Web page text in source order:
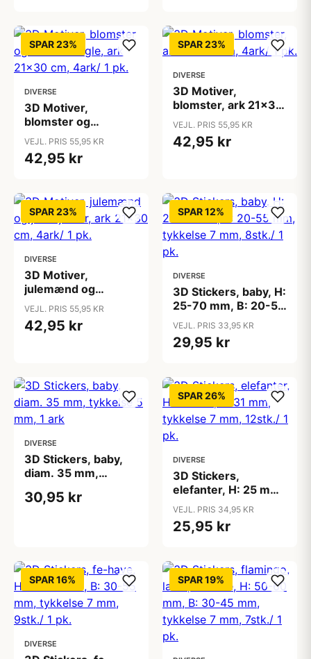
SPAR 23%
DIVERSE
3D Motiver,
blomster og
sommerfugle, ark
21x30 cm, 4ark/ 1
pk.
VEJL. PRIS 55,95 KR
42,95 kr
SPAR 23%
DIVERSE
3D Motiver,
blomster, ark 21x30
cm, 4ark/ 1 pk.
VEJL. PRIS 55,95 KR
42,95 kr
SPAR 23%
DIVERSE
3D Motiver,
julemænd og
julestjerner, ark
21x30 cm, 4ark/ 1
pk.
VEJL. PRIS 55,95 KR
42,95 kr
SPAR 12%
DIVERSE
3D Stickers, baby, H:
25-70 mm, B: 20-55
mm, tykkelse 7 mm,
8stk./ 1 pk.
VEJL. PRIS 33,95 KR
29,95 kr
DIVERSE
3D Stickers, baby,
diam. 35 mm,
30,95 kr
SPAR 26%
DIVERSE
3D Stickers,
elefanter, H: 25 mm,
B: 31 mm, tykkelse 7
mm, 12stk./ 1 pk.
VEJL. PRIS 34,95 KR
25,95 kr
SPAR 16%
DIVERSE
SPAR 19%